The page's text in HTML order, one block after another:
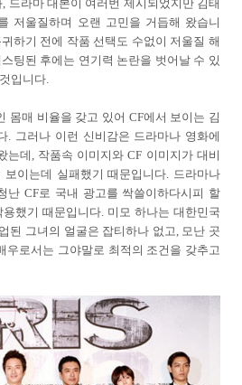
드라마 대본이 여러번 제시되었지만 김태
저울질하며 오랜 고민을 거듭해 왔습니
하기 전에 작품 선택도 수없이 저울질 해
팅된 후에는 연기력 논란을 벗어날 수 있
입니다.
몸매 비율을 갖고 있어 CF에서 보이는 김
. 그러나 이런 신비감은 드라마나 영화에
는데, 작품속 이미지와 CF 이미지가 대비
이는데 실패했기 때문입니다. 드라마나
난 CF로 국내 광고를 싹쓸이하다시피 할
했기 때문입니다. 미모 하나는 대한민국
된 그녀의 얼굴은 잡티하나 없고, 모난 곳
우로서는 그야말로 최적의 조건을 갖추고